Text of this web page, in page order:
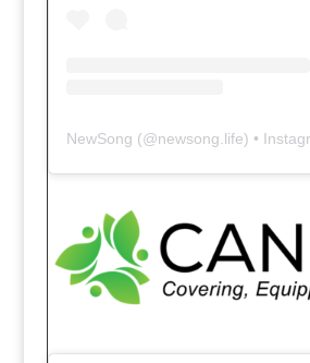
NewSong (@newsong.life) •